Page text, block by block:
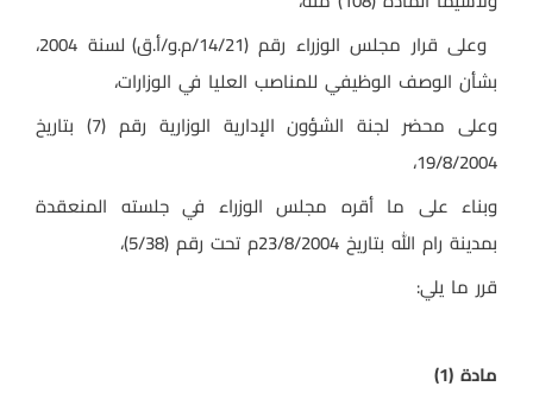
وعلى قرار مجلس الوزراء رقم (14/21/م.و/أ.ق) لسنة 2004،
بشأن الوصف الوظيفي للمناصب العليا في الوزارات،
وعلى محضر لجنة الشؤون الإدارية الوزارية رقم (7) بتاريخ
19/8/2004،
وبناء على ما أقره مجلس الوزراء في جلسته المنعقدة
بمدينة رام الله بتاريخ 23/8/2004م تحت رقم (5/38)،
قرر ما يلي:
مادة (1)